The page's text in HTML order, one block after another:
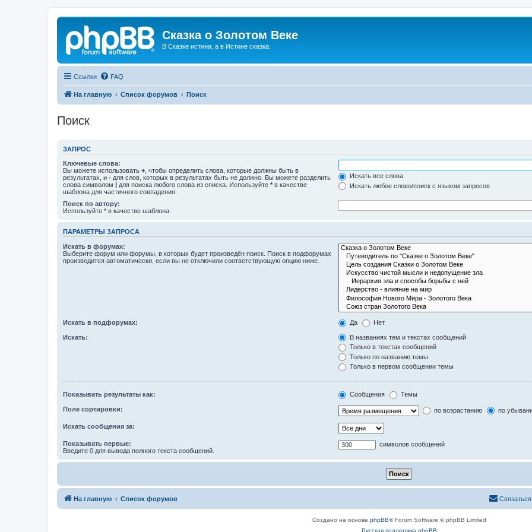
Сказка о Золотом Веке
В Сказке истина, а в Истине сказка.
Ссылки FAQ
На главную Список форумов Поиск
Поиск
ЗАПРОС
Ключевые слова:
Вы можете использовать + , чтобы определить слова, которые должны быть в
результатах, и - для слов, которых в результатах быть не должно. Вы можете разделить
слова символом | для поиска любого слова из списка. Используйте * в качестве
шаблона для частичного совпадения.
Искать все слова
Искать любое слово/поиск с языком запросов
Поиск по автору:
Используйте * в качестве шаблона.
ПАРАМЕТРЫ ЗАПРОСА
Искать в форумах:
Выберите форум или форумы, в которых будет произведён поиск. Поиск в подфорумах
производится автоматически, если вы не отключили соответствующую опцию ниже.
Искать в подфорумах: Да Нет
Искать:
В названиях тем и текстах сообщений
Только в текстах сообщений
Только по названию темы
Только в первом сообщении темы
Показывать результаты как: Сообщения Темы
Поле сортировки: по возрастанию по
Искать сообщения за:
Показывать первые:
Введите 0 для вывода полного текста сообщений.
символов сообщений
На главную Список форумов
Создано на основе phpBB® Forum Software © phpBB Limited
Русская поддержка phpBB